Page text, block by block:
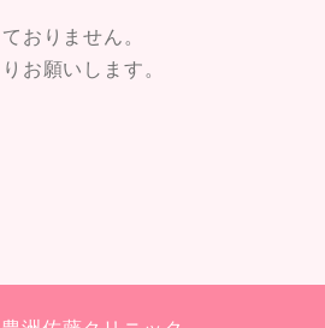
おりません。
お願いします。